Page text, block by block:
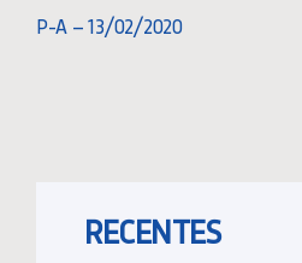
P-A – 13/02/2020
RECENTES